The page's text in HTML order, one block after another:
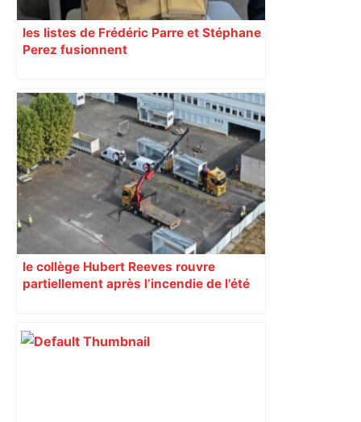
les listes de Frédéric Parre et Stéphane
Perez fusionnent
le collège Hubert Reeves rouvre
partiellement après l’incendie de l’été